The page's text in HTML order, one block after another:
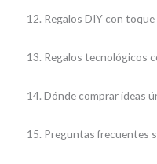
Regalos DIY con toque
Regalos tecnológicos
Dónde comprar ideas
Preguntas frecuentes